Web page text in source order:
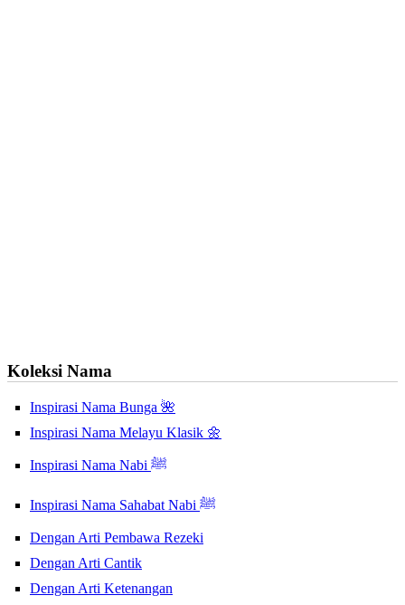
Koleksi Nama
Inspirasi Nama Bunga 🌺
Inspirasi Nama Melayu Klasik 🌼
Inspirasi Nama Nabi ﷺ
Inspirasi Nama Sahabat Nabi ﷺ
Dengan Arti Pembawa Rezeki
Dengan Arti Cantik
Dengan Arti Ketenangan